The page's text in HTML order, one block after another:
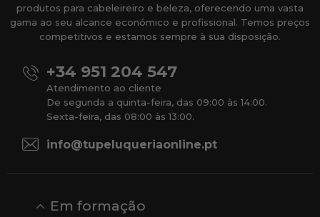
produtos para cabeleireiro e beleza, oferecendo uma vasta
gama ao seu alcance económico e profissional. Temos preços
competitivos e estamos sempre à sua disposição.
+34 951 204 547
Atendimento ao cliente
De segunda a quinta-feira, das 09:00 às 14:00.
Sexta-feira, das 08:00 às 13:00.
info@tupeluqueriaonline.pt
Em formação